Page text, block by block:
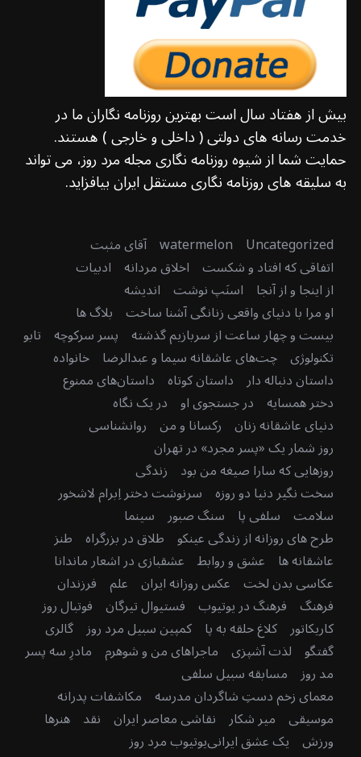
بیش از هفتاد سال است بهترین روزنامه نگاران ما در
خدمت رسانه های دولتی ( داخلی و خارجی ) هستند.
حمایت شما از شیوه روزنامه نگاری مجله مرد روز، می تواند
به سلیقه های روزنامه نگاری مستقل ایران بیافزاید.
Uncategorized
watermelon آقای مثبت
اتفاقی که افتاد و شکست اخلاق مردانه ادبیات
از اینجا و از آنجا اسنَپ نوشت اندیشه
او مرا با دنیای واقعی زنانگی آشنا ساخت بلاگ ها
بیست و چهار ساعت از سربازیم گذشته پسر سرکوچه تابو
تکنولوژی چت‌های عاشقانه سیما و عبدالرضا خانواده
داستان دنباله دار داستان کوتاه داستان‌های ممنوع
دختر همسایه در جستجوی او در یک نگاه
دنیای عاشقانه زنان رکسانا و من روانشناسی
روز شمار یک «پسر مجرد» در تهران
روزهایی که سارا صیغه من بود زندگی
سخت نگیر دنیا دو روزه سرنوشت دختر اِبرام لاشخور
سلامت سلفی پا سنگ صبور سینما
طرح های روزانه از زندگی عینکو طلاق در بزرگراه طنز
عاشقانه ها عشق و روابط عشقبازی در اشعار ماندانا
عکاسی بدن لخت عکس روزانه ایران علم فرزندان
فرهنگ فرهنگ در یوتیوب فستیوال تیرگان فوتبال روز
کاریکاتور کلاغ حلقه به پا کمپین سبیل مرد روز گالری
گفتگو لذت آشپزی ماجراهای من و شوهرم مادرِ سه پسر
مد روز مسابقه سبیل سلفی
معمای زخم دستِ شاگردان مدرسه مکاشفات پدرانه
موسیقی میر شکار نقاشی معاصر ایران نقد هنرها
ورزش یک عشق ایرانییوتیوب مرد روز